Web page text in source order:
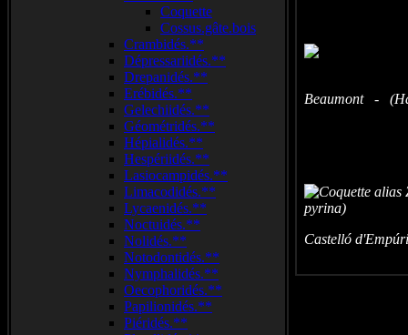
Coquette
Cossus.gâte.bois
Crambidés.**
Dépressariidés.**
Drepanidés.**
Erébidés.**
Gelechiidés.**
Géométridés.**
Hépialidés.**
Hespériidés.**
Lasiocampidés.**
Limacodidés.**
Lycaenidés.**
Noctuidés.**
Nolidés.**
Notodontidés.**
Nymphalidés.**
Oecophoridés.**
Papilionidés.**
Piéridés.**
Beaumont -
Castelló